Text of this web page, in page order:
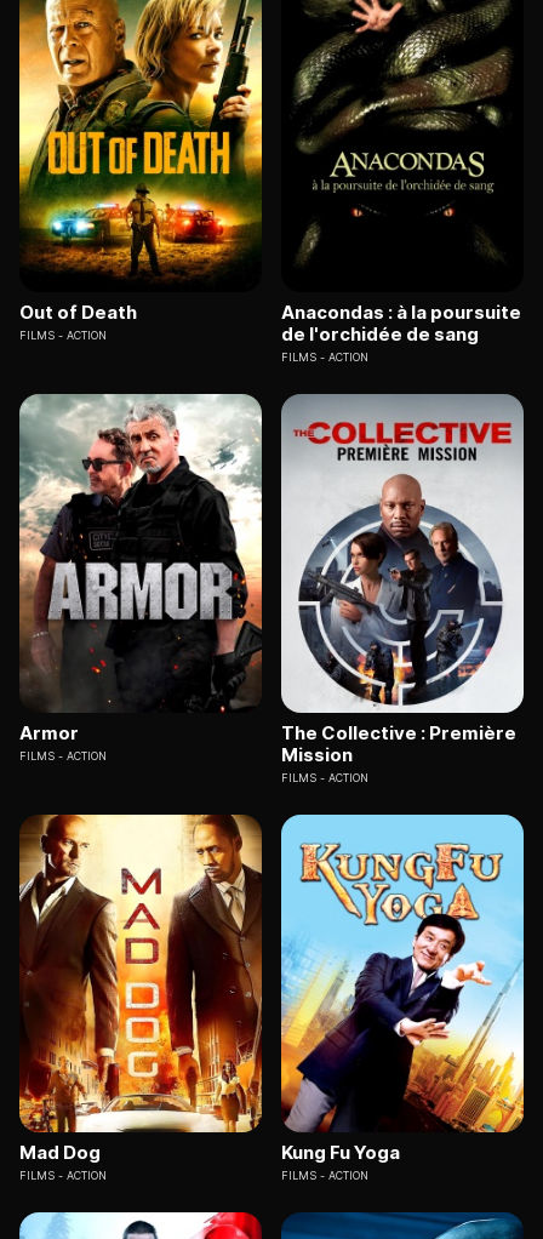
Out of Death
FILMS ACTION
Anacondas : à la poursuite
de l'orchidée de sang
FILMS ACTION
Armor
FILMS ACTION
The Collective : Première
Mission
FILMS ACTION
Mad Dog
FILMS ACTION
Kung Fu Yoga
FILMS ACTION